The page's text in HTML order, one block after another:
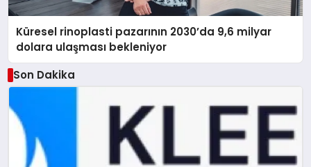
Küresel rinoplasti pazarının 2030’da 9,6 milyar
dolara ulaşması bekleniyor
Son Dakika